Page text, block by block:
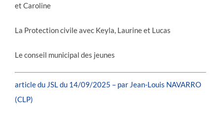
et Caroline
La Protection civile avec Keyla, Laurine et Lucas
Le conseil municipal des jeunes
article du JSL du 14/09/2025 – par Jean-Louis NAVARRO
(CLP)